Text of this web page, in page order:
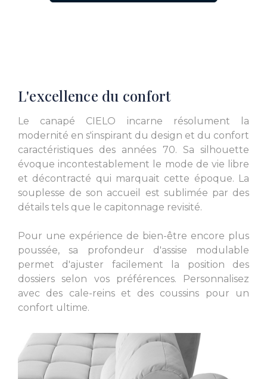
L. 44.49 inch L. 55.51 inch
L. 55.51 inch L. 55.51 inch
L'excellence du confort
Le canapé CIELO incarne résolument la
modernité en s'inspirant du design et du confort
caractéristiques des années 70. Sa silhouette
évoque incontestablement le mode de vie libre
et décontracté qui marquait cette époque. La
souplesse de son accueil est sublimée par des
détails tels que le capitonnage revisité.
Pour une expérience de bien-être encore plus
poussée, sa profondeur d'assise modulable
permet d'ajuster facilement la position des
dossiers selon vos préférences. Personnalisez
avec des cale-reins et des coussins pour un
confort ultime.